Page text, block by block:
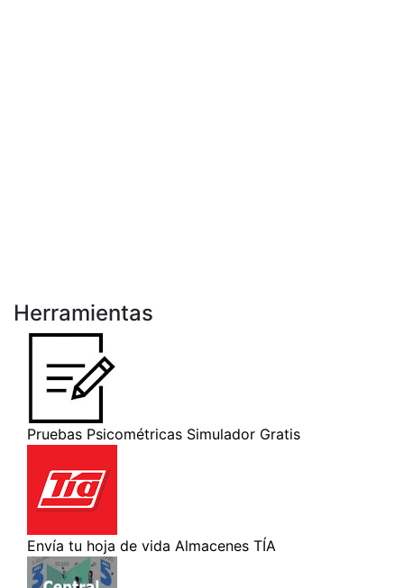
Herramientas